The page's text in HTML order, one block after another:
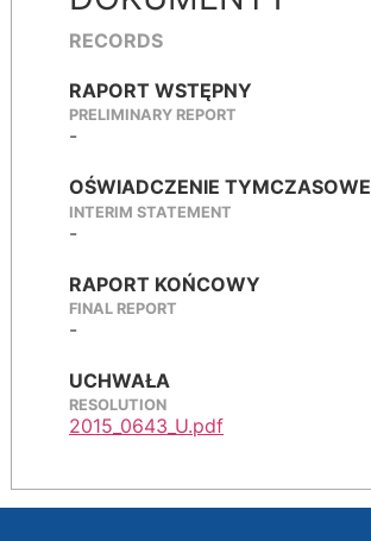
RECORDS
RAPORT WSTĘPNY
PRELIMINARY REPORT
-
OŚWIADCZENIE TYMCZASOWE
INTERIM STATEMENT
-
RAPORT KOŃCOWY
FINAL REPORT
-
UCHWAŁA
RESOLUTION
2015_0643_U.pdf